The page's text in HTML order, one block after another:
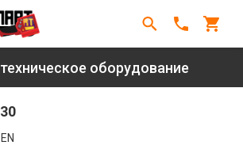
оборудование